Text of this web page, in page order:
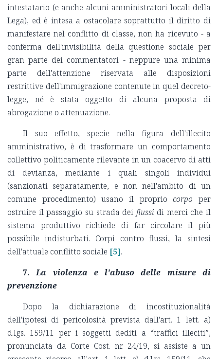
intestatario (e anche alcuni amministratori locali della
Lega), ed è intesa a ostacolare soprattutto il diritto di
manifestare nel conflitto di classe, non ha ricevuto - a
conferma dell'invisibilità della questione sociale per
gran parte dei commentatori - neppure una minima
parte dell'attenzione riservata alle disposizioni
restrittive dell'immigrazione contenute in quel decreto-
legge, né è stata oggetto di alcuna proposta di
abrogazione o attenuazione.
Il suo effetto, specie nella figura dell'illecito
amministrativo, è di trasformare un comportamento
collettivo politicamente rilevante in un coacervo di atti
di devianza, mediante i quali singoli individui
(sanzionati separatamente, e non nell'ambito di un
comune procedimento) usano il propriocorpo per
ostruire il passaggio su strada dei flussi di merci che il
sistema produttivo richiede di far circolare il più
possibile indisturbati. Corpi contro flussi, la sintesi
dell'attuale conflitto sociale [5].
7.La violenza e l'abuso delle misure di
prevenzione
Dopo la dichiarazione di incostituzionalità
dell'ipotesi di pericolosità prevista dall'art. 1 lett. a)
d.lgs. 159/11 per i soggetti dediti a “traffici illeciti”,
pronunciata da Corte Cost. nr. 24/19, si assiste a un